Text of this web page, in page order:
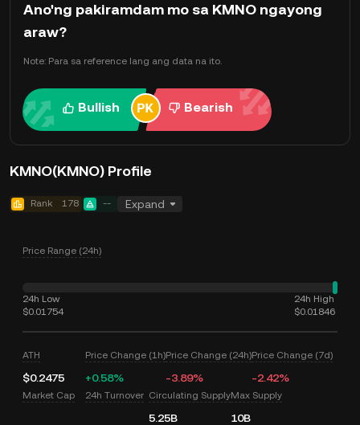
Ano'ng pakiramdam mo sa KMNO ngayong
araw?
Note: Para sa reference lang ang data na ito.
Bullish Bearish
KMNO(KMNO) Profile
Rank 178 -- Expand
Price Range (24h)
24h Low
$0.01754
24h High
$0.01846
ATH
$0.2475
Price Change (1h)
+0.58%
Price Change (24h)
-3.89%
Price Change (7d)
-2.42%
Market Cap 24h Turnover Circulating Supply
5.25B
Max Supply
10B